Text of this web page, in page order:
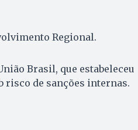
Regional.
Brasil, que estabeleceu
risco de sanções internas.